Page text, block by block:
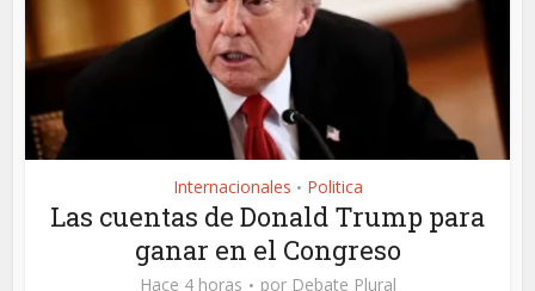
Internacionales • Politica
Las cuentas de Donald Trump para
ganar en el Congreso
Hace 4 horas por Debate Plural